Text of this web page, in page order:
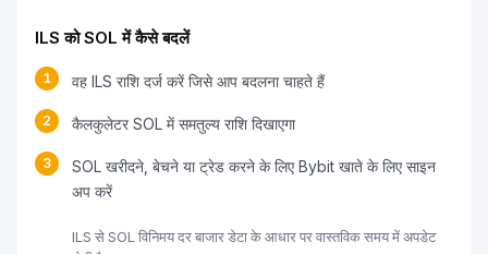
ILS को SOL में कैसे बदलें
1 वह ILS राशि दर्ज करें जिसे आप बदलना चाहते हैं
2 कैलकुलेटर SOL में समतुल्य राशि दिखाएगा
3
SOL खरीदने, बेचने या ट्रेड करने के लिए Bybit खाते के लिए साइन
अप करें
ILS से SOL विनिमय दर बाजार डेटा के आधार पर वास्तविक समय में अपडेट